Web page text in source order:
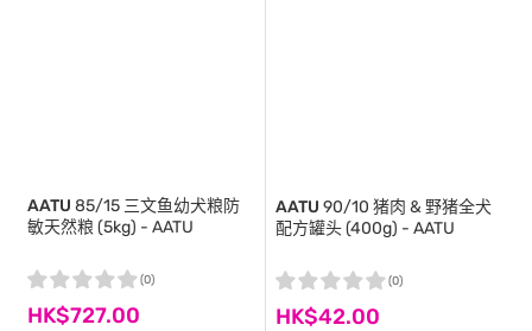
AATU 85/15 三文鱼幼犬粮防
敏天然粮 (5kg) - AATU
HK$727.00
(0)
AATU 90/10 猪肉 & 野猪全犬
配方罐头 (400g) - AATU
HK$42.00
(0)